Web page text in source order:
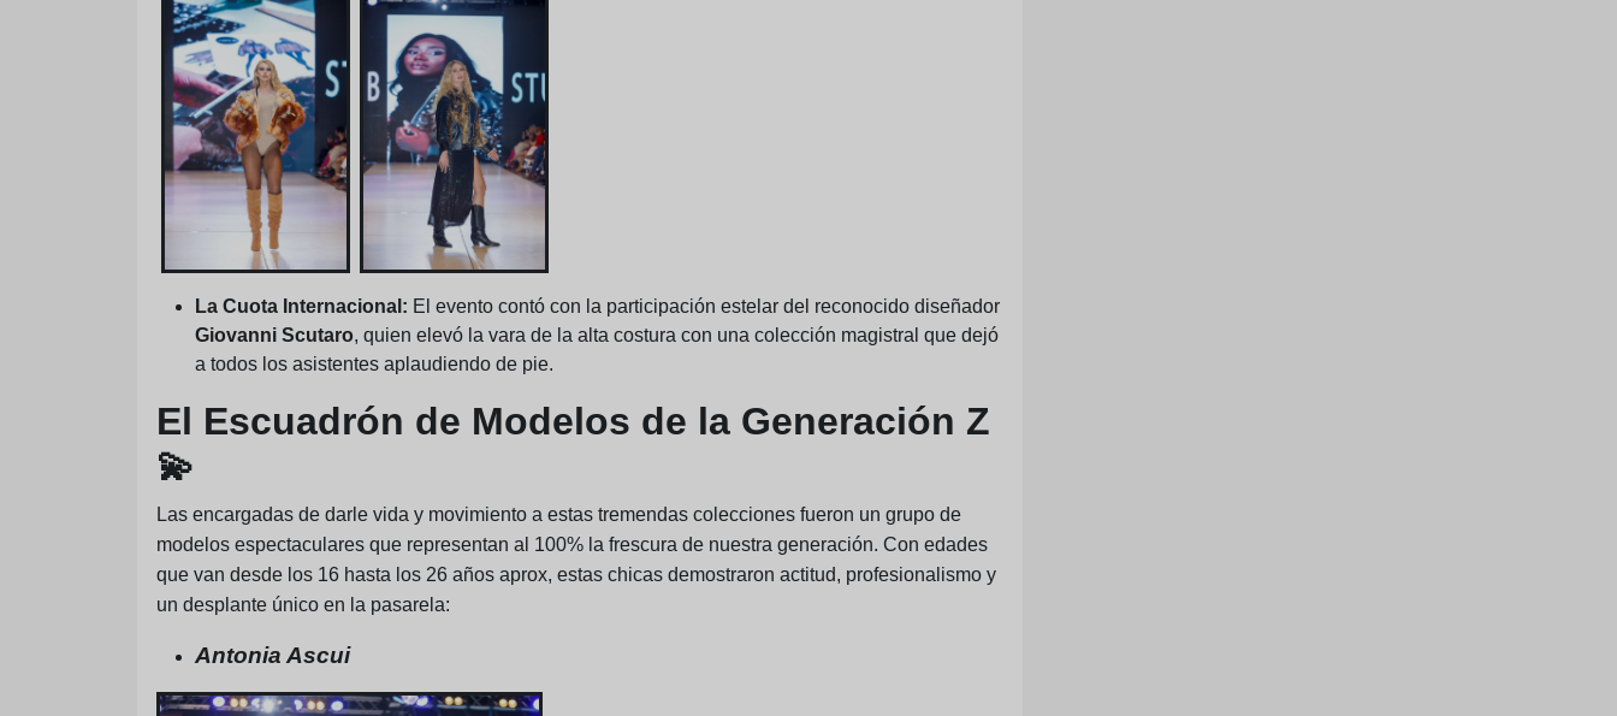
La Cuota Internacional: El evento contó con la participación estelar del reconocido diseñador
Giovanni Scutaro, quien elevó la vara de la alta costura con una colección magistral que dejó
a todos los asistentes aplaudiendo de pie.
El Escuadrón de Modelos de la Generación Z
💫
Las encargadas de darle vida y movimiento a estas tremendas colecciones fueron un grupo de
modelos espectaculares que representan al 100% la frescura de nuestra generación. Con edades
que van desde los 16 hasta los 26 años aprox, estas chicas demostraron actitud, profesionalismo y
un desplante único en la pasarela:
Antonia Ascui